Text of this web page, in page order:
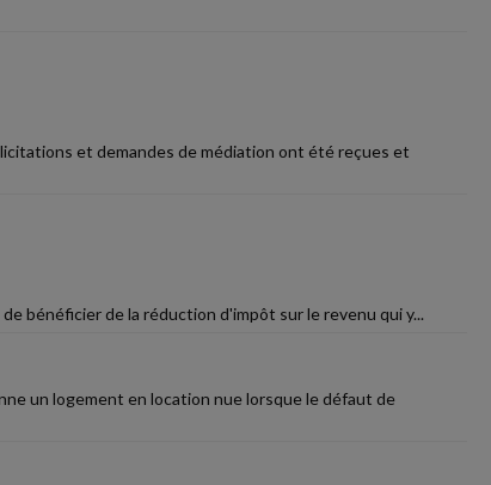
et demandes de médiation ont été reçues et
bénéficier de la réduction d'impôt sur le revenu qui y...
un logement en location nue lorsque le défaut de